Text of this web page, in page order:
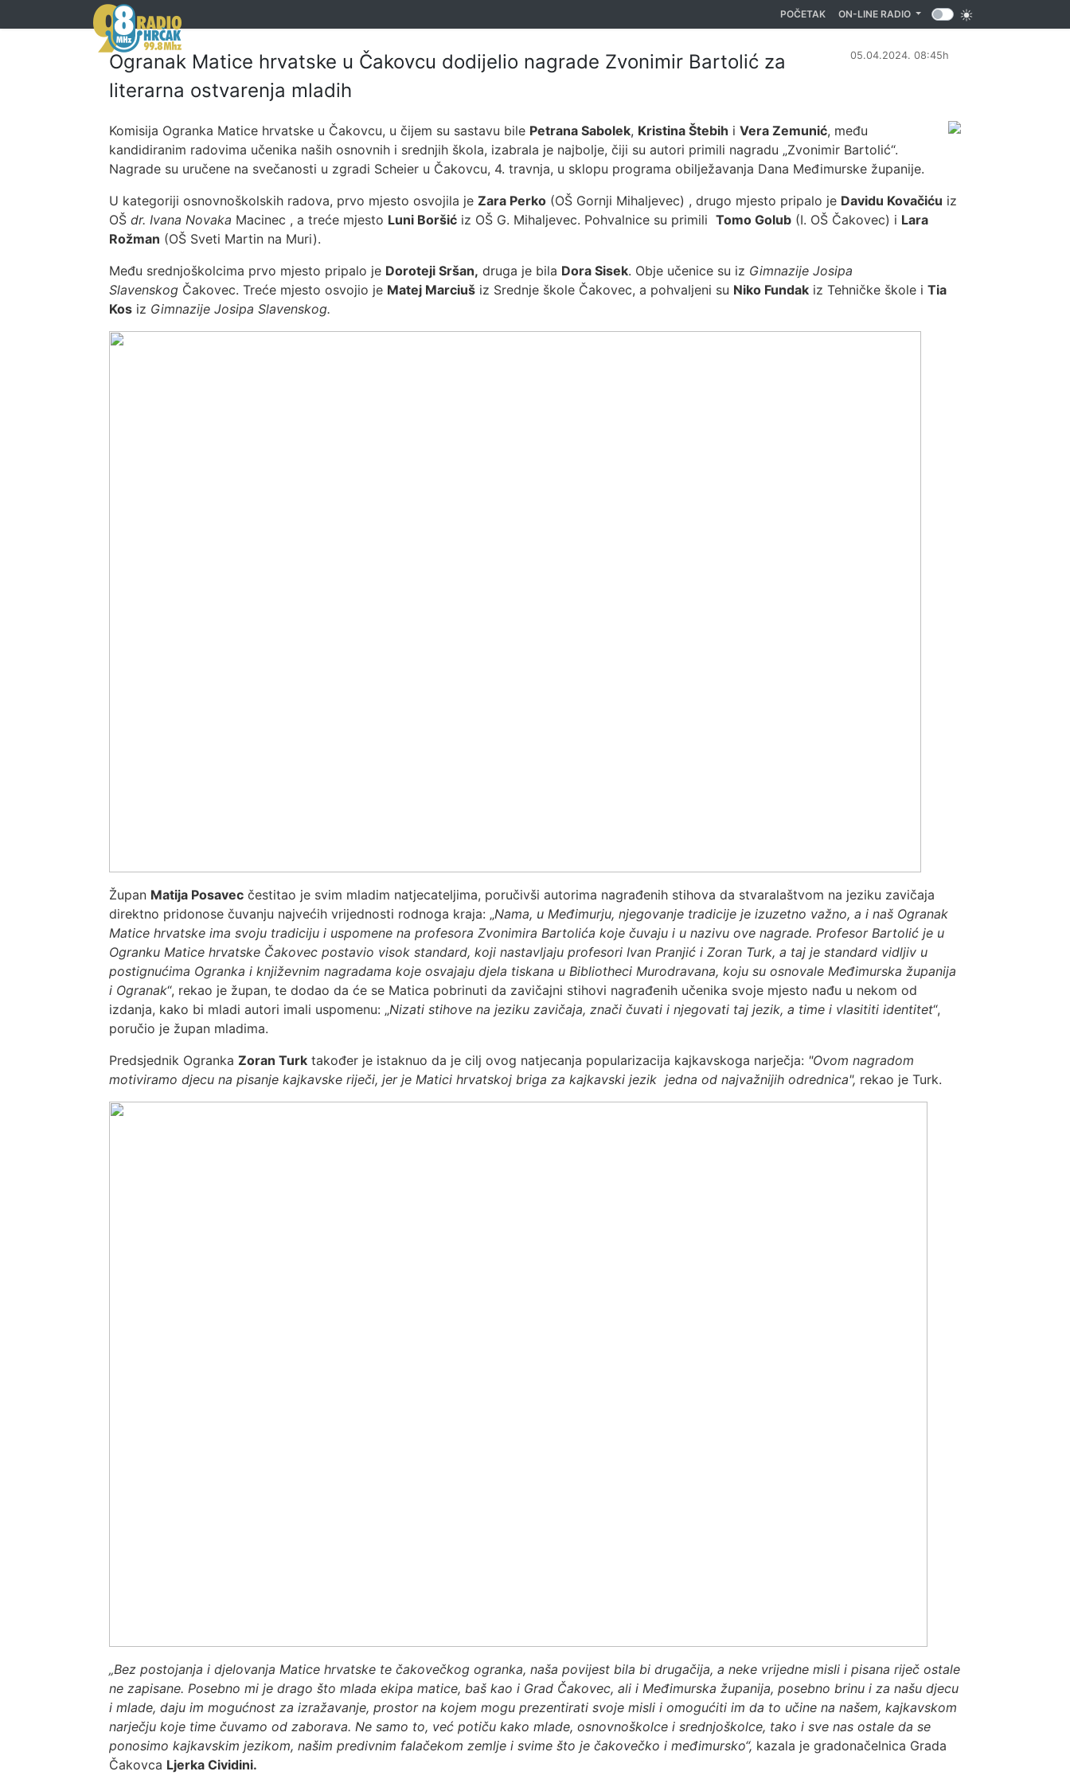
POČETAK(CURRENT)
ON-LINE RADIO
Ogranak Matice hrvatske u Čakovcu dodijelio nagrade Zvonimir Bartolić za
literarna ostvarenja mladih
05.04.2024. 08:45h
Komisija Ogranka Matice hrvatske u Čakovcu, u čijem su sastavu bile Petrana Sabolek, Kristina Štebih i Vera Zemunić, među
kandidiranim radovima učenika naših osnovnih i srednjih škola, izabrala je najbolje, čiji su autori primili nagradu „Zvonimir Bartolić“.
Nagrade su uručene na svečanosti u zgradi Scheier u Čakovcu, 4. travnja, u sklopu programa obilježavanja Dana Međimurske županije.
U kategoriji osnovnoškolskih radova, prvo mjesto osvojila je Zara Perko (OŠ Gornji Mihaljevec) , drugo mjesto pripalo je Davidu Kovačiću iz
OŠ dr. Ivana Novaka Macinec , a treće mjesto Luni Boršić iz OŠ G. Mihaljevec. Pohvalnice su primili Tomo Golub (I. OŠ Čakovec) i Lara
Rožman (OŠ Sveti Martin na Muri).
Među srednjoškolcima prvo mjesto pripalo je Doroteji Sršan, druga je bila Dora Sisek. Obje učenice su iz Gimnazije Josipa
Slavenskog Čakovec. Treće mjesto osvojio je Matej Marciuš iz Srednje škole Čakovec, a pohvaljeni su Niko Fundak iz Tehničke škole i Tia
Kos iz Gimnazije Josipa Slavenskog.
Župan Matija Posavec čestitao je svim mladim natjecateljima, poručivši autorima nagrađenih stihova da stvaralaštvom na jeziku zavičaja
direktno pridonose čuvanju najvećih vrijednosti rodnoga kraja: „Nama, u Međimurju, njegovanje tradicije je izuzetno važno, a i naš Ogranak
Matice hrvatske ima svoju tradiciju i uspomene na profesora Zvonimira Bartolića koje čuvaju i u nazivu ove nagrade. Profesor Bartolić je u
Ogranku Matice hrvatske Čakovec postavio visok standard, koji nastavljaju profesori Ivan Pranjić i Zoran Turk, a taj je standard vidljiv u
postignućima Ogranka i književnim nagradama koje osvajaju djela tiskana u Bibliotheci Murodravana, koju su osnovale Međimurska županija
i Ogranak“, rekao je župan, te dodao da će se Matica pobrinuti da zavičajni stihovi nagrađenih učenika svoje mjesto nađu u nekom od
izdanja, kako bi mladi autori imali uspomenu: „Nizati stihove na jeziku zavičaja, znači čuvati i njegovati taj jezik, a time i vlasititi identitet“,
poručio je župan mladima.
Predsjednik Ogranka Zoran Turk također je istaknuo da je cilj ovog natjecanja popularizacija kajkavskoga narječja: "Ovom nagradom
motiviramo djecu na pisanje kajkavske riječi, jer je Matici hrvatskoj briga za kajkavski jezik jedna od najvažnijih odrednica", rekao je Turk.
„Bez postojanja i djelovanja Matice hrvatske te čakovečkog ogranka, naša povijest bila bi drugačija, a neke vrijedne misli i pisana riječ ostale
ne zapisane. Posebno mi je drago što mlada ekipa matice, baš kao i Grad Čakovec, ali i Međimurska županija, posebno brinu i za našu djecu
i mlade, daju im mogućnost za izražavanje, prostor na kojem mogu prezentirati svoje misli i omogućiti im da to učine na našem, kajkavskom
narječju koje time čuvamo od zaborava. Ne samo to, već potiču kako mlade, osnovnoškolce i srednjoškolce, tako i sve nas ostale da se
ponosimo kajkavskim jezikom, našim predivnim falačekom zemlje i svime što je čakovečko i međimursko“, kazala je gradonačelnica Grada
Čakovca Ljerka Cividini.